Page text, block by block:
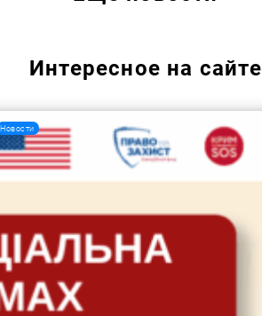
Интересное на сайте
Новости